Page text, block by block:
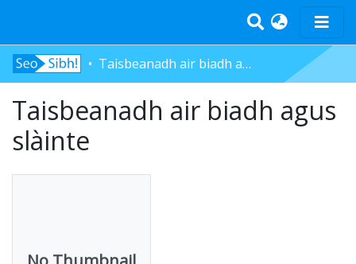
Home
Tràth-ìrean
Bun-sgoil
Àrd-sgoil
Pàrantan
Taisbeanadh air biadh agus slàinte
Taisbeanadh air biadh agus
slàinte